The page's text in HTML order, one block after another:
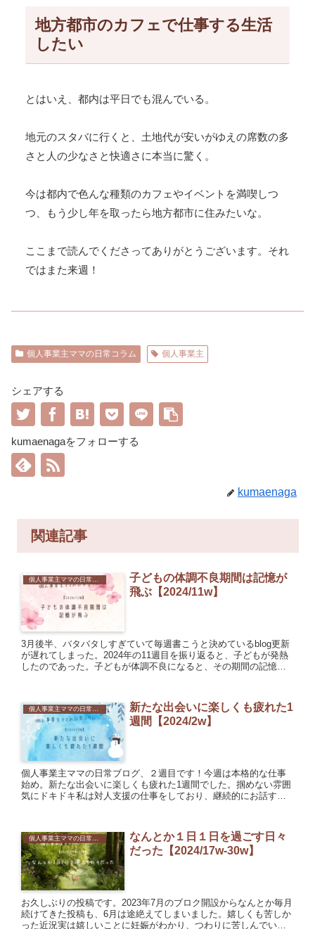
地方都市のカフェで仕事する生活
したい
とはいえ、都内は平日でも混んでいる。
地元のスタバに行くと、土地代が安いがゆえの席数の多
さと人の少なさと快適さに本当に驚く。
今は都内で色んな種類のカフェやイベントを満喫しつ
つ、もう少し年を取ったら地方都市に住みたいな。
ここまで読んでくださってありがとうございます。それ
ではまた来週！
個人事業主ママの日常コラム 個人事業主
シェアする
kumaenagaをフォローする
kumaenaga
関連記事
子どもの体調不良期間は記憶が
飛ぶ【2024/11w】
3月後半、バタバタしすぎていて毎週書こうと決めているblog更新
が遅れてしまった。2024年の11週目を振り返ると、子どもが発熱
したのであった。子どもが体調不良になると、その期間の記憶が
新たな出会いに楽しくも疲れた1
週間【2024/2w】
個人事業主ママの日常ブログ、２週目です！今週は本格的な仕事
始め。新たな出会いに楽しくも疲れた1週間でした。掴めない雰囲
気にドキドキ私は対人支援の仕事をしており、継続的にお話する
個人事業主ママの日常コラム
なんとか１日１日を過ごす日々
だった【2024/17w-30w】
お久しぶりの投稿です。2023年7月のブロク開設からなんとか毎月
続けてきた投稿も、6月は途絶えてしまいました。嬉しくも苦しか
った近況実は嬉しいことに妊娠がわかり、つわりに苦しんでいま